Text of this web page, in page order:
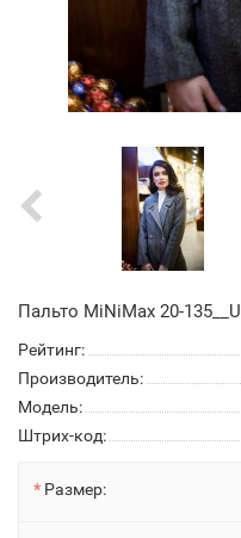
Пальто MiNiMax 20-
Рейтинг:
Производитель:
Модель:
Штрих-код:
Размер: